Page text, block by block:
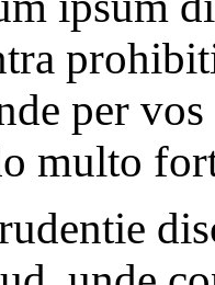
per
multo